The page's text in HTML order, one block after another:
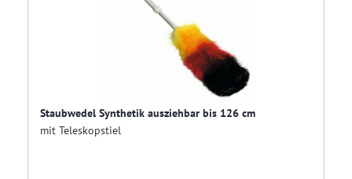
Staubwedel Synthetik ausziehbar bis 126 cm
mit Teleskopstiel